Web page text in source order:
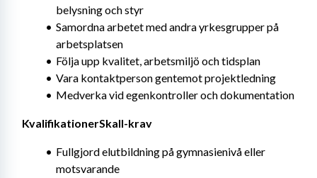
belysning och styr
Samordna arbetet med andra yrkesgrupper på
arbetsplatsen
Följa upp kvalitet, arbetsmiljö och tidsplan
Vara kontaktperson gentemot projektledning
Medverka vid egenkontroller och dokumentation
KvalifikationerSkall-krav
Fullgjord elutbildning på gymnasienivå eller
motsvarande